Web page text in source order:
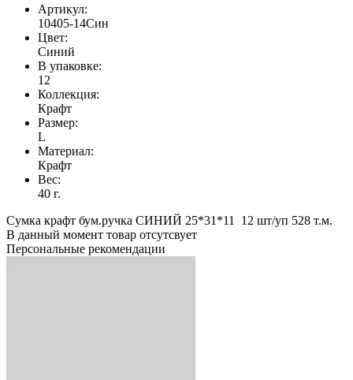
Артикул:
10405-14Син
Цвет:
Синий
В упаковке:
12
Коллекция:
Крафт
Размер:
L
Материал:
Крафт
Вес:
40 г.
Сумка крафт бум.ручка СИНИЙ 25*31*11 12 шт/уп 528 т.м.
В данный момент товар отсутсвует
Персональные рекомендации